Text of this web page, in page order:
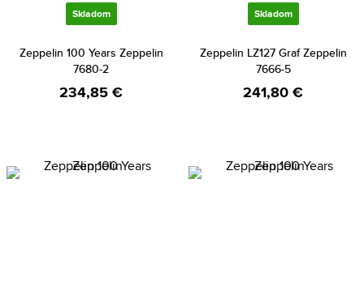
Skladom
Zeppelin 100 Years Zeppelin
7680-2
234,85 €
Skladom
Zeppelin LZ127 Graf Zeppelin
7666-5
241,80 €